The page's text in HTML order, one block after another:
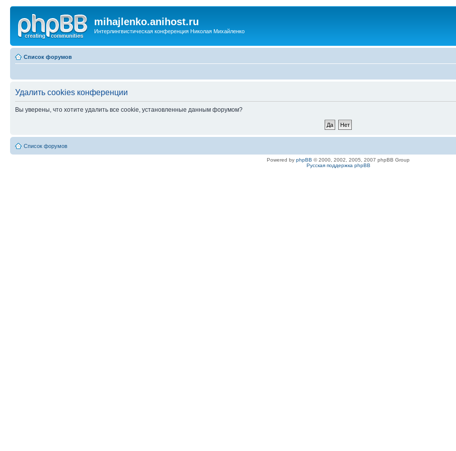
mihajlenko.anihost.ru
Интерлингвистическая конференция Николая Михайленко
Список форумов
Удалить cookies конференции
Вы уверены, что хотите удалить все cookie, установленные данным форумом?
Список форумов
Powered by phpBB © 2000, 2002, 2005, 2007 phpBB Group
Русская поддержка phpBB